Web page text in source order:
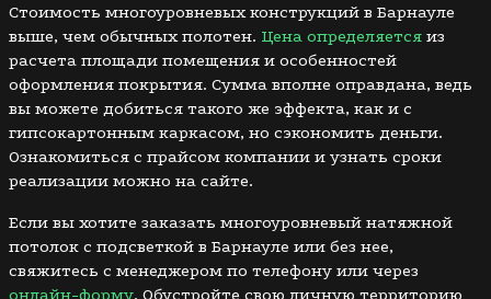
Стоимость многоуровневых конструкций в Барнауле
выше, чем обычных полотен. Цена определяется из
расчета площади помещения и особенностей
оформления покрытия. Сумма вполне оправдана, ведь
вы можете добиться такого же эффекта, как и с
гипсокартонным каркасом, но сэкономить деньги.
Ознакомиться с прайсом компании и узнать сроки
реализации можно на сайте.
Если вы хотите заказать многоуровневый натяжной
потолок с подсветкой в Барнауле или без нее,
свяжитесь с менеджером по телефону или через
онлайн-форму. Обустройте свою личную территорию